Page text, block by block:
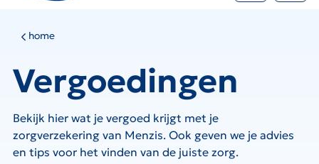
home
Vergoedingen
Bekijk hier wat je vergoed krijgt met je
zorgverzekering van Menzis. Ook geven we je advies
en tips voor het vinden van de juiste zorg.